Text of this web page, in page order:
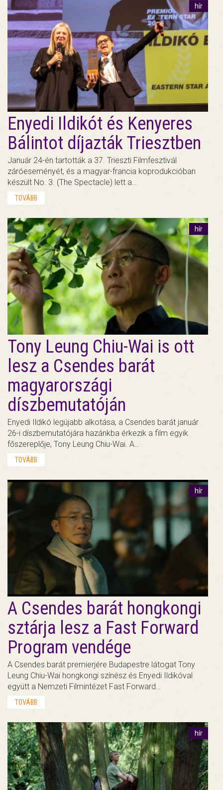
hír
Enyedi Ildikót és Kenyeres
Bálintot díjazták Triesztben
Január 24-én tartották a 37. Trieszti Filmfesztivál
záróeseményét, és a magyar-francia koprodukcióban
készült No. 3. (The Spectacle) lett a…
TOVÁBB
hír
Tony Leung Chiu-Wai is ott
lesz a Csendes barát
magyarországi
díszbemutatóján
Enyedi Ildikó legújabb alkotása, a Csendes barát január
26-i díszbemutatójára hazánkba érkezik a film egyik
főszereplője, Tony Leung Chiu-Wai. A…
TOVÁBB
hír
A Csendes barát hongkongi
sztárja lesz a Fast Forward
Program vendége
A Csendes barát premierjére Budapestre látogat Tony
Leung Chiu-Wai hongkongi színész és Enyedi Ildikóval
együtt a Nemzeti Filmintézet Fast Forward…
TOVÁBB
hír